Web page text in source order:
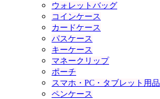
ウォレットバッグ
コインケース
カードケース
パスケース
キーケース
マネークリップ
ポーチ
スマホ・PC・タブレット用品
ペンケース